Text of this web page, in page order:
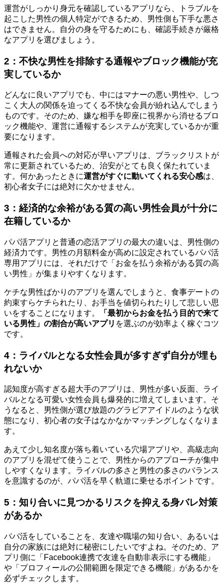
運営がしっかり身元を確認しているアプリなら、トラブルを
起こした男性の個人特定ができるため、男性側も下手な悪さ
はできません。自分の身を守るためにも、確認手続きが厳格
なアプリを選びましょう。
2：不快な男性を排除する通報やブロック機能が充
実しているか
どんなに良いアプリでも、中にはマナーの悪い男性や、しつ
こく大人の関係を迫ってくる不快な会員が紛れ込んでしまう
ものです。そのため、嫌な相手を即座に視界から消せるブロ
ック機能や、運営に通報するシステムが充実しているかが重
要になります。
通報された会員への対応が早いアプリは、ブラックリストが
常に更新されているため、治安がとても良く保たれていま
す。何かあったときに運営がすぐに動いてくれる安心感は、
初心者女子には絶対に欠かせません。
3：経済的な余裕がある質の高い男性会員が十分に
在籍しているか
パパ活アプリと普通の恋活アプリの最大の違いは、男性側の
経済力です。男性の月額料金が高めに設定されているパパ活
専用アプリには、それだけで「お金を払う余裕がある質の高
い男性」が集まりやすくなります。
ケチな男性ばかりのアプリを選んでしまうと、食事デートの
約束すらケチられたり、お手当を値切られたりして悲しい思
いをすることになります。
「最初からお金を払う目的で来て
いる男性」の割合が高いアプリ を選ぶのが効率よく稼ぐコツ
です。
4：ライバルとなる女性会員が多すぎず自分が埋も
れないか
認知度が高すぎる超大手のアプリは、男性が多い反面、ライ
バルとなる可愛い女性会員も爆発的に増えてしまいます。そ
うなると、男性側が選び放題のグラビアアイドルのような状
態になり、初心者の女子はなかなかマッチングしなくなりま
す。
あえて少し知名度が落ち着いている穴場アプリや、高級志向
のアプリを混ぜて使うことで、男性からのアプローチが集中
しやすくなります。ライバルの多さと男性の多さのバランス
を意識するのが、パパ活を早く軌道に乗せるポイントです。
5：知り合いに見つかるリスクを抑える身バレ対策
があるか
パパ活をしていることを、友達や職場の知り合い、あるいは
自分の家族には絶対に秘密にしたいですよね。そのため、ア
プリ側に「Facebook連携で友達を自動非表示にする機能」
や「プロフィールの公開範囲を限定できる機能」があるかを
必ずチェックします。